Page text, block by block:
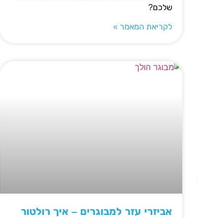
שלכם?
לקריאת המאמר »
אביזרי עזר למבוגרים – איך רולטור